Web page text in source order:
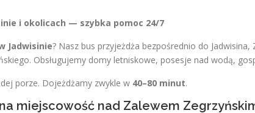
i okolicach — szybka pomoc 24/7
Jadwisinie? Nasz bus przyjeżdża bezpośrednio do Jadwisina,
Obsługujemy domy letniskowe, posesje nad wodą,
porze. Dojeżdżamy zwykle w 40–80 minut.
miejscowość nad Zalewem